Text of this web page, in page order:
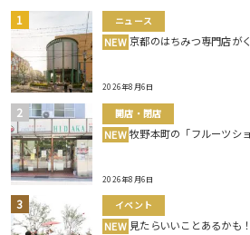
ニュース
NEW 京都のはちみつ専門店が
2026年8月6日
開店・閉店
NEW 牧野本町の「フルーツシ
2026年8月6日
イベント
NEW 見たらいいことあるかも